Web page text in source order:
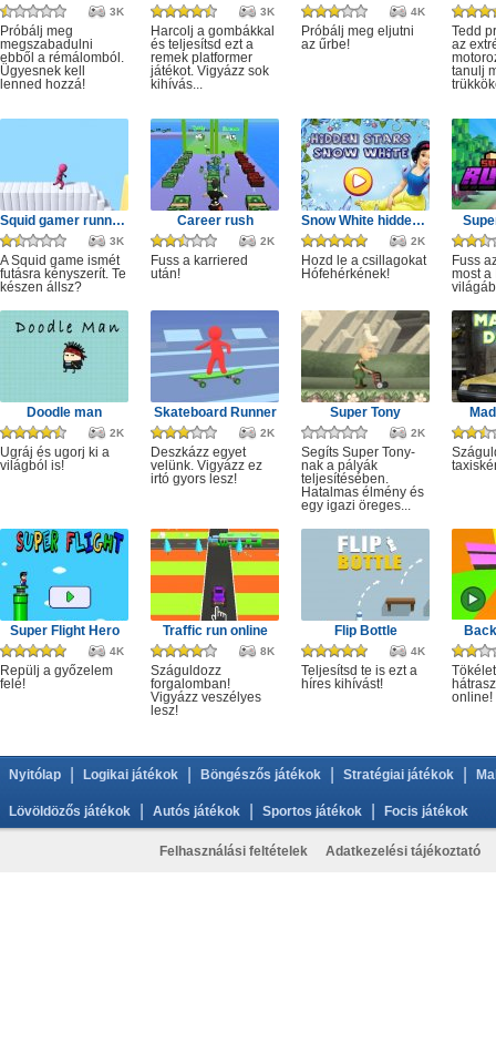
3K
Próbálj meg
megszabadulni
ebből a rémálomból.
Ügyesnek kell
lenned hozzá!
3K
Harcolj a gombákkal
és teljesítsd ezt a
remek platformer
játékot. Vigyázz sok
kihívás...
4K
Próbálj meg eljutni
az űrbe!
Tedd
az
tanulj
Squid gamer runner obstacle
3K
A Squid game ismét
futásra kényszerít. Te
készen állsz?
Career rush
2K
Fuss a karriered
után!
Snow White hidden stars
2K
Hozd le a csillagokat
Hófehérkének!
Fuss
most a
Doodle man
2K
Ugráj és ugorj ki a
világból is!
Skateboard Runner
2K
Deszkázz egyet
velünk. Vigyázz ez
irtó gyors lesz!
Super Tony
2K
Segíts Super Tony-
nak a pályák
teljesítésében.
Hatalmas élmény és
egy igazi öreges...
Super Flight Hero
4K
Repülj a győzelem
felé!
Traffic run online
8K
Száguldozz
forgalomban!
Vigyázz veszélyes
lesz!
Flip Bottle
4K
Teljesítsd te is ezt a
híres kihívást!
online!
Nyitólap Logikai játékok Böngészős játékok Stratégiai játékok
Lövöldözős játékok Autós játékok Sportos játékok Focis játékok
Felhasználási feltételek Adatkezelési tájékoztató